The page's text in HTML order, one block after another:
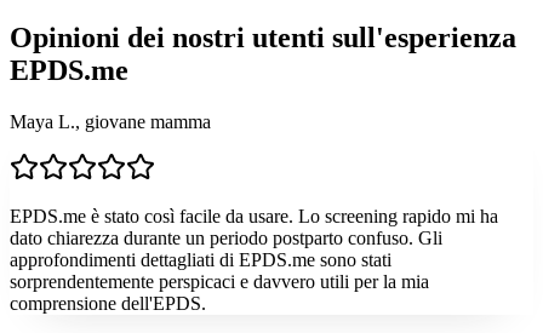
Opinioni dei nostri utenti sull'esperienza
EPDS.me
Maya L., giovane mamma
EPDS.me è stato così facile da usare. Lo screening rapido mi ha
dato chiarezza durante un periodo postparto confuso. Gli
approfondimenti dettagliati di EPDS.me sono stati
sorprendentemente perspicaci e davvero utili per la mia
comprensione dell'EPDS.